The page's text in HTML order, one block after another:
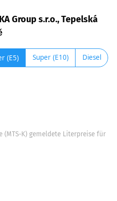
Group s.r.o., Tepelská
(E5) Super (E10) Diesel
K) gemeldete Literpreise für